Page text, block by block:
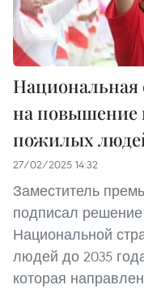
Национальная
на повышение
пожилых
27/02/2025 14:32
Заместитель
подписал
Национальной
людей до 2035
которая